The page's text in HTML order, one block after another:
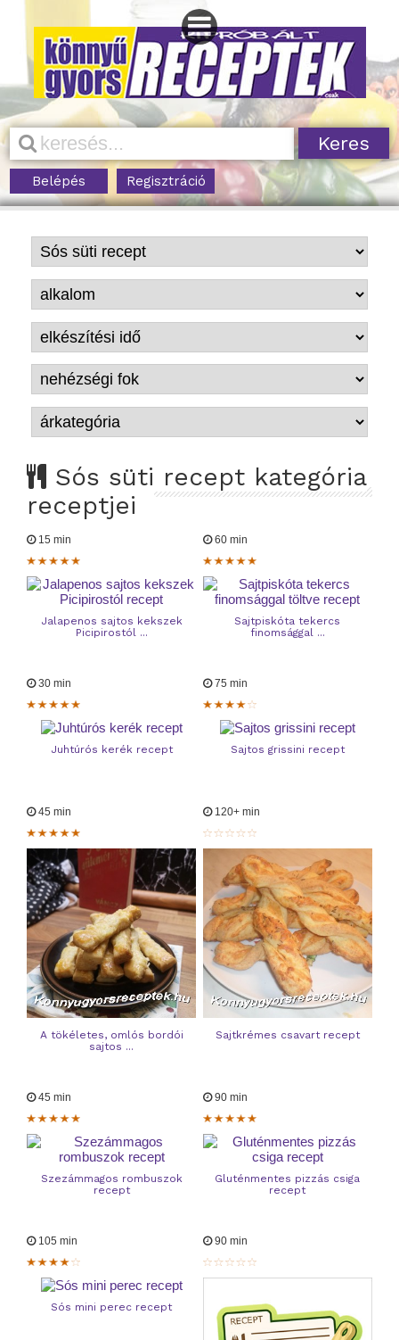
Belépés Regisztráció
Sós süti recept kategória
receptjei
15 min
Jalapenos sajtos kekszek
Picipirostól ...
60 min
Sajtpiskóta tekercs
finomsággal ...
30 min
Juhtúrós kerék recept
75 min
Sajtos grissini recept
45 min
A tökéletes, omlós bordói
sajtos ...
120+ min
Sajtkrémes csavart recept
45 min
Szezámmagos rombuszok
recept
90 min
Gluténmentes pizzás csiga
recept
105 min
Sós mini perec recept
90 min